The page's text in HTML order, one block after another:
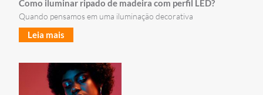
Como iluminar ripado de madeira com perfil LED?
Quando pensamos em uma iluminação decorativa
Leia mais